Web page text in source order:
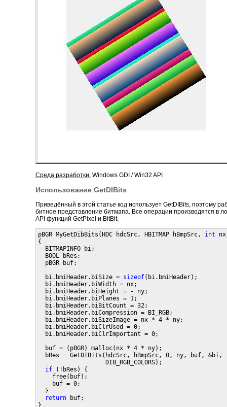
Среда разработки: Windows GDI / Win32 API
Использование GetDIBits
Приведённый в этой статье код использует GetDIBits, поэтому
битное представление битмапа. Все операции производятся в
API функций GetPixel и BitBlt.
pBGR MyGetDibBits(HDC hdcSrc, HBITMAP hBmpSrc, int
{
  BITMAPINFO bi;
  BOOL bRes;
  pBGR buf;
  bi.bmiHeader.biSize =
sizeof(bi.bmiHeader);
  bi.bmiHeader.biWidth = nx;
  bi.bmiHeader.biHeight = - ny;
  bi.bmiHeader.biPlanes = 1;
  bi.bmiHeader.biBitCount = 32;
  bi.bmiHeader.biCompression = BI_RGB;
  bi.bmiHeader.biSizeImage = nx * 4 * ny;
  bi.bmiHeader.biClrUsed = 0;
  bi.bmiHeader.biClrImportant = 0;
  buf = (pBGR) malloc(nx * 4 * ny);
  bRes = GetDIBits(hdcSrc, hBmpSrc, 0, ny, buf, &bi,
                   DIB_RGB_COLORS);
if (!bRes) {
    free(buf);
    buf = 0;
  }
return buf;